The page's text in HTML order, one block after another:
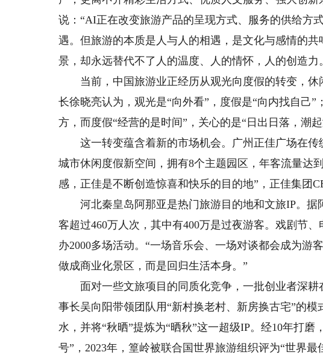
说：“AI正在改变旅游产品的呈现方式、服务的供给方
遇。但旅游的本质是人与人的相遇，是文化与感情的
景，却永远替代不了人的温度、人的情怀，人的创造力
当前，中国旅游业正经历从观光向度假的转变，休
长徐晓亮认为，观光是“向外看”，度假是“向内找自己
方，而度假“经营的是时间”，关心的是“日出日落，潮起
这一转变蕴含着新的市场机会。广州正佳广场在传
城市休闲度假新空间，拥有8个主题园区，年客流量达
感，正佳是不断创造惊喜和快乐的目的地”，正佳集团
河北秦皇岛阿那亚是热门旅游目的地和文旅IP。据
客超过460万人次，其中有400万是过夜游客。戏剧节
办2000多场活动。“一场音乐会、一场对谈都会成为游
做成商业化景区，而是回归生活本身。”
面对一些文旅项目的同质化竞争，一批创业者深耕
事长吴向阳带领团队用“新村换老村、新房换古宅”的
水，并将“秋晒”提炼为“晒秋”这一超级IP。经10年打
号”，2023年，篁岭被联合国世界旅游组织评为“世界最